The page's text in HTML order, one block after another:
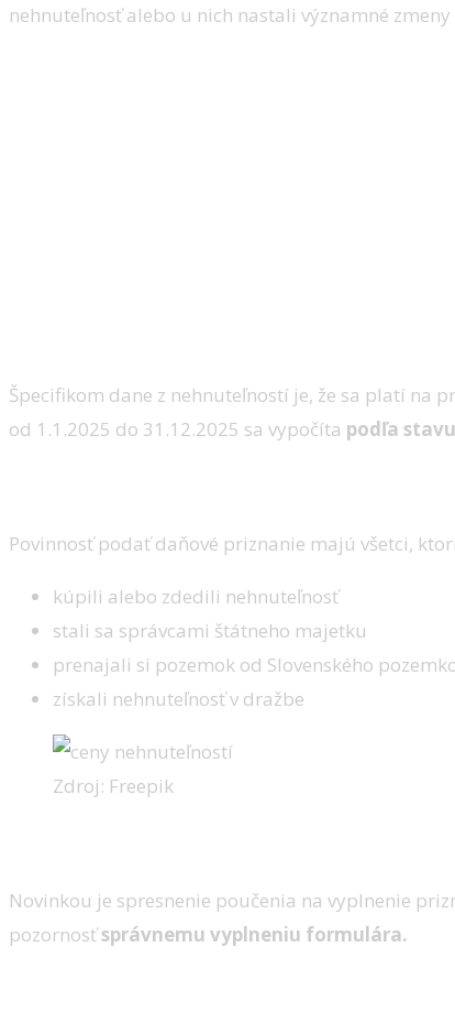
nehnuteľnosť alebo u nich nastali významné
Špecifikom dane z nehnuteľností je, že sa platí na
od 1.1.2025 do 31.12.2025 sa vypočíta podľa
Povinnosť podať daňové priznanie majú všetci,
kúpili alebo zdedili nehnuteľnosť
stali sa správcami štátneho majetku
prenajali si pozemok od Slovenského
získali nehnuteľnosť v dražbe
Zdroj: Freepik
Novinkou je spresnenie poučenia na vyplnenie
pozornosťsprávnemu vyplneniu formulára.